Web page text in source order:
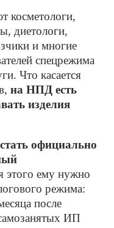
косметологи,
диетологи,
и многие
спецрежима
Что касается
на НПД есть
изделия
официально
этого ему нужно
режима:
после
ИП